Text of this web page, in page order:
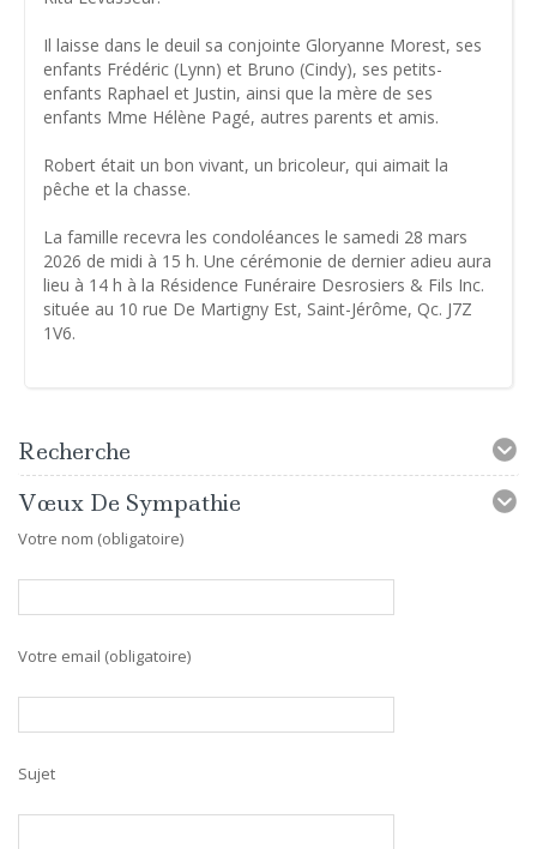
Il laisse dans le deuil sa conjointe Gloryanne Morest, ses
enfants Frédéric (Lynn) et Bruno (Cindy), ses petits-
enfants Raphael et Justin, ainsi que la mère de ses
enfants Mme Hélène Pagé, autres parents et amis.
Robert était un bon vivant, un bricoleur, qui aimait la
pêche et la chasse.
La famille recevra les condoléances le samedi 28 mars
2026 de midi à 15 h. Une cérémonie de dernier adieu aura
lieu à 14 h à la Résidence Funéraire Desrosiers & Fils Inc.
située au 10 rue De Martigny Est, Saint-Jérôme, Qc. J7Z
1V6.
Recherche
Vœux De Sympathie
Votre nom (obligatoire)
Votre email (obligatoire)
Sujet